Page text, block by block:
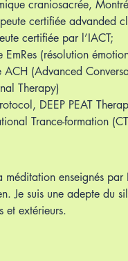
craniosacrée,
certifiée advanded
certifiée par l’IACT;
(résolution
ACH (Advanced
Therapy)
DEEP PEAT
Trance-formation
enseignés par
Je suis une adepte du
et extérieurs.